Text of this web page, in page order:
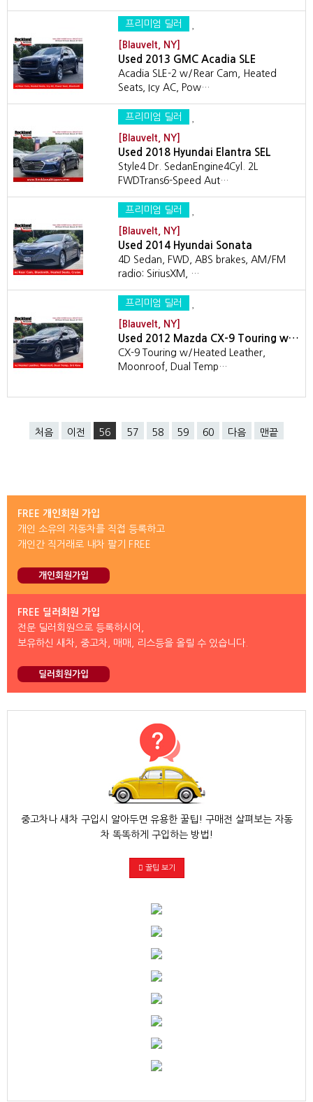
프리미엄 딜러
[Blauvelt, NY]
Used 2013 GMC Acadia SLE
Acadia SLE-2 w/Rear Cam, Heated
Seats, Icy AC, Pow…
프리미엄 딜러
[Blauvelt, NY]
Used 2018 Hyundai Elantra SEL
Style4 Dr. SedanEngine4Cyl. 2L
FWDTrans6-Speed Aut…
프리미엄 딜러
[Blauvelt, NY]
Used 2014 Hyundai Sonata
4D Sedan, FWD, ABS brakes, AM/FM
radio: SiriusXM, …
프리미엄 딜러
[Blauvelt, NY]
Used 2012 Mazda CX-9 Touring w…
CX-9 Touring w/Heated Leather,
Moonroof, Dual Temp…
처음 이전 56 57 58 59 60 다음 맨끝
FREE 개인회원 가입
개인 소유의 자동차를 직접 등록하고
개인간 직거래로 내차 팔기 FREE
개인회원가입
FREE 딜러회원 가입
전문 딜러회원으로 등록하시어,
보유하신 새차, 중고차, 매매, 리스등을 올릴 수 있습니다.
딜러회원가입
중고차나 새차 구입시 알아두면 유용한 꿀팁! 구매전 살펴보는 자동
차 똑똑하게 구입하는 방법!
꿀팁 보기